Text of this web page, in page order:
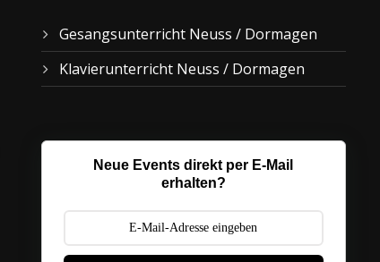
Gesangsunterricht Neuss / Dormagen
Klavierunterricht Neuss / Dormagen
Neue Events direkt per E-Mail
erhalten?